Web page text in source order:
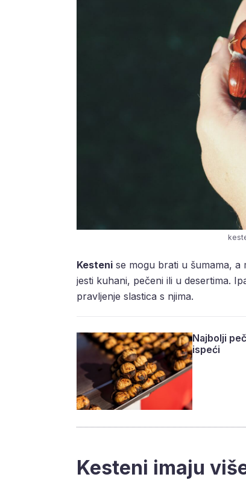
Kesteni se mogu brati u šumama, a
jesti kuhani, pečeni ili u desertima.
pravljenje slastica s njima.
Najbolji
ispeći
Kesteni imaju